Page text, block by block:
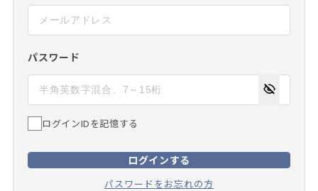
パスワード
ログインIDを記憶する
ログインする
パスワードをお忘れの方